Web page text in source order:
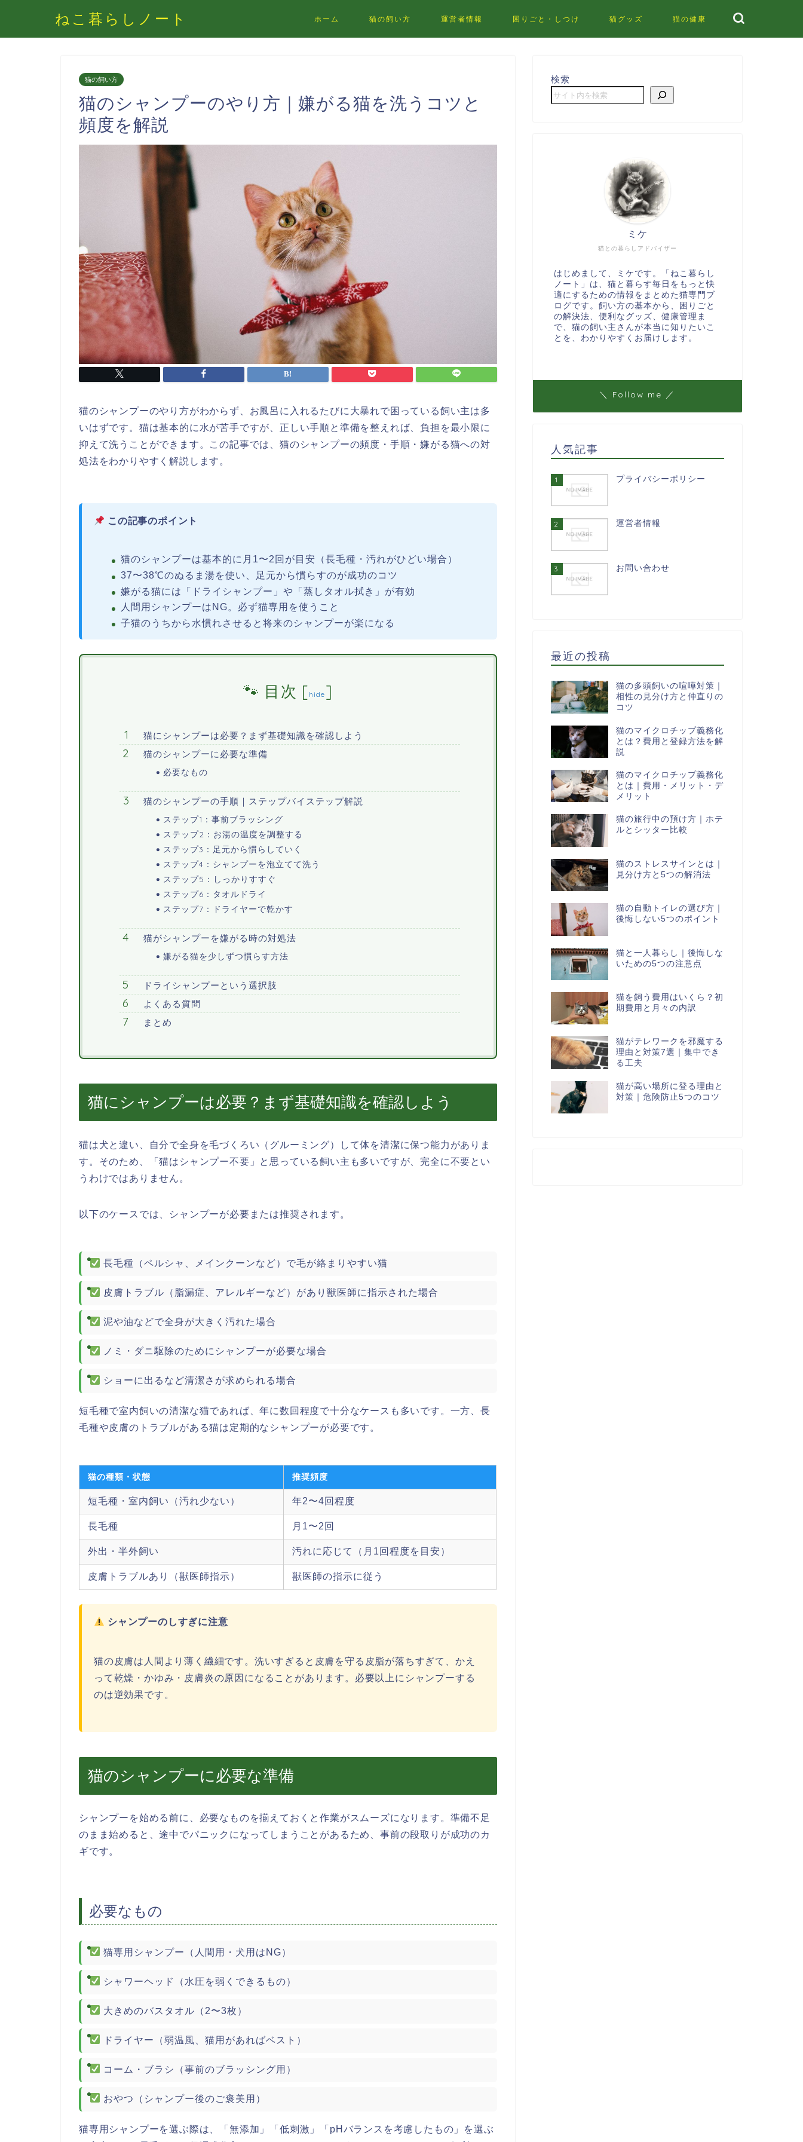
ねこ暮らしノート ホーム 猫の飼い方 運営者情報 困りごと・しつけ 猫グッズ 猫の健康
猫の飼い方
猫のシャンプーのやり方｜嫌がる猫を洗うコツと
頻度を解説
猫のシャンプーのやり方がわからず、お風呂に入れるたびに大暴れで困っている飼い主は多
いはずです。猫は基本的に水が苦手ですが、正しい手順と準備を整えれば、負担を最小限に
抑えて洗うことができます。この記事では、猫のシャンプーの頻度・手順・嫌がる猫への対
処法をわかりやすく解説します。
この記事のポイント
猫のシャンプーは基本的に月1〜2回が目安（長毛種・汚れがひどい場合）
37〜38℃のぬるま湯を使い、足元から慣らすのが成功のコツ
嫌がる猫には「ドライシャンプー」や「蒸しタオル拭き」が有効
人間用シャンプーはNG。必ず猫専用を使うこと
子猫のうちから水慣れさせると将来のシャンプーが楽になる
目次 [ hide ]
猫にシャンプーは必要？まず基礎知識を確認しよう
猫のシャンプーに必要な準備
必要なもの
猫のシャンプーの手順｜ステップバイステップ解説
ステップ1：事前ブラッシング
ステップ2：お湯の温度を調整する
ステップ3：足元から慣らしていく
ステップ4：シャンプーを泡立てて洗う
ステップ5：しっかりすすぐ
ステップ6：タオルドライ
ステップ7：ドライヤーで乾かす
猫がシャンプーを嫌がる時の対処法
嫌がる猫を少しずつ慣らす方法
ドライシャンプーという選択肢
よくある質問
まとめ
猫にシャンプーは必要？まず基礎知識を確認しよう
猫は犬と違い、自分で全身を毛づくろい（グルーミング）して体を清潔に保つ能力がありま
す。そのため、「猫はシャンプー不要」と思っている飼い主も多いですが、完全に不要とい
うわけではありません。
以下のケースでは、シャンプーが必要または推奨されます。
長毛種（ペルシャ、メインクーンなど）で毛が絡まりやすい猫
皮膚トラブル（脂漏症、アレルギーなど）があり獣医師に指示された場合
泥や油などで全身が大きく汚れた場合
ノミ・ダニ駆除のためにシャンプーが必要な場合
ショーに出るなど清潔さが求められる場合
短毛種で室内飼いの清潔な猫であれば、年に数回程度で十分なケースも多いです。一方、長
毛種や皮膚のトラブルがある猫は定期的なシャンプーが必要です。
猫の種類・状態 推奨頻度
短毛種・室内飼い（汚れ少ない） 年2〜4回程度
長毛種 月1〜2回
外出・半外飼い 汚れに応じて（月1回程度を目安）
皮膚トラブルあり（獣医師指示） 獣医師の指示に従う
シャンプーのしすぎに注意
猫の皮膚は人間より薄く繊細です。洗いすぎると皮膚を守る皮脂が落ちすぎて、かえ
って乾燥・かゆみ・皮膚炎の原因になることがあります。必要以上にシャンプーする
のは逆効果です。
猫のシャンプーに必要な準備
シャンプーを始める前に、必要なものを揃えておくと作業がスムーズになります。準備不足
のまま始めると、途中でパニックになってしまうことがあるため、事前の段取りが成功のカ
ギです。
必要なもの
猫専用シャンプー（人間用・犬用はNG）
シャワーヘッド（水圧を弱くできるもの）
大きめのバスタオル（2〜3枚）
ドライヤー（弱温風、猫用があればベスト）
コーム・ブラシ（事前のブラッシング用）
おやつ（シャンプー後のご褒美用）
猫専用シャンプーを選ぶ際は、「無添加」「低刺激」「pHバランスを考慮したもの」を選ぶ
検索
猫との暮らしアドバイザー
ミケ
はじめまして、ミケです。「ねこ暮らし
ノート」は、猫と暮らす毎日をもっと快
適にするための情報をまとめた猫専門ブ
ログです。飼い方の基本から、困りごと
の解決法、便利なグッズ、健康管理ま
で、猫の飼い主さんが本当に知りたいこ
とを、わかりやすくお届けします。
＼ Follow me ／
人気記事
1 プライバシーポリシー
2 運営者情報
3 お問い合わせ
最近の投稿
猫の多頭飼いの喧嘩対策｜
相性の見分け方と仲直りの
コツ
猫のマイクロチップ義務化
とは？費用と登録方法を解
説
猫のマイクロチップ義務化
とは｜費用・メリット・デ
メリット
猫の旅行中の預け方｜ホテ
ルとシッター比較
猫のストレスサインとは｜
見分け方と5つの解消法
猫の自動トイレの選び方｜
後悔しない5つのポイント
猫と一人暮らし｜後悔しな
いための5つの注意点
猫を飼う費用はいくら？初
期費用と月々の内訳
猫がテレワークを邪魔する
理由と対策7選｜集中でき
る工夫
猫が高い場所に登る理由と
対策｜危険防止5つのコツ